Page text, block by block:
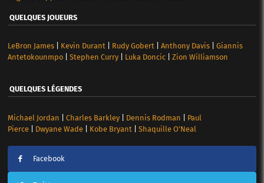
QUELQUES JOUEURS
LeBron James| Kevin Durant| Rudy Gobert| Anthony Davis| Giannis
Antetokounmpo| Stephen Curry| Luka Doncic| Zion Williamson
QUELQUES LÉGENDES
Michael Jordan Charles Barkley| Dennis Rodman
Paul
Pierce| Dwyane Wade| Kobe Bryant Shaquille O’Neal
Facebook